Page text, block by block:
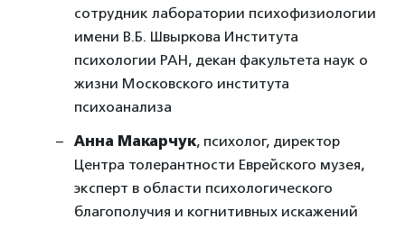
сотрудник лаборатории психофизиологии
имени В.Б. Швыркова Института
психологии РАН, декан факультета наук о
жизни Московского института
психоанализа
Анна Макарчук, психолог, директор
Центра толерантности Еврейского музея,
эксперт в области психологического
благополучия и когнитивных искажений